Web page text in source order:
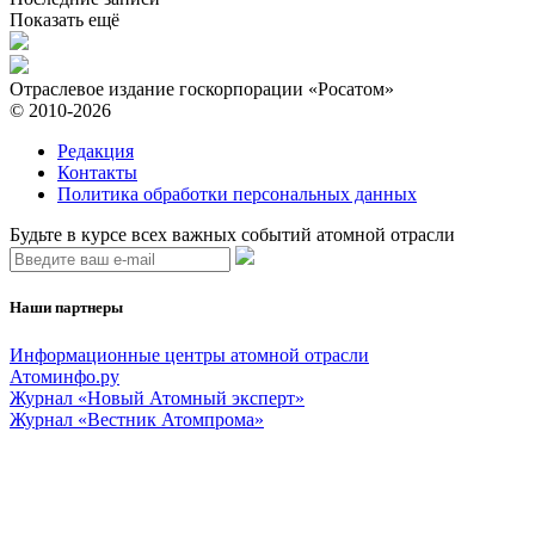
Показать ещё
Отраслевое издание госкорпорации «Росатом»
© 2010-2026
Редакция
Контакты
Политика обработки персональных данных
Будьте в курсе всех важных событий атомной отрасли
Наши партнеры
Информационные центры атомной отрасли
Атоминфо.ру
Журнал «Новый Атомный эксперт»
Журнал «Вестник Атомпрома»